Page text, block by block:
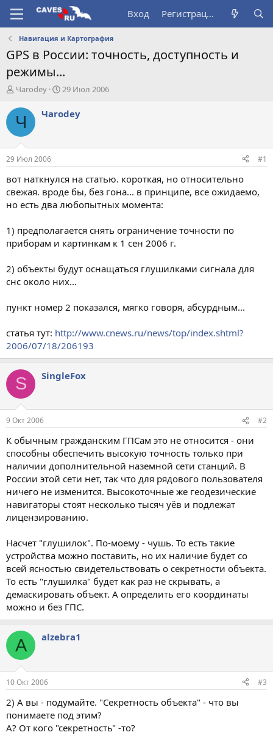
Вход Регистрация
Навигация и Картография
GPS в России: точность, доступность и
режимы...
А
т
о
т
е
м
ы
Чarodey
Д
т
а
л
29 Июл 2006
Ч Чarodey
29 Июл 2006 #1
вот наткнулся на статью. короткая, но относительно
свежая. вроде бы, без гона... в принципе, все ожидаемо,
но есть два любопытных момента:
1) предполагается снять ограничение точности по
приборам и картинкам к 1 сен 2006 г.
2) объекты будут оснащаться глушилками сигнала для
снс около них...
пункт номер 2 показался, мягко говоря, абсурдным...
статья тут: http://www.cnews.ru/news/top/index.shtml?
2006/07/18/206193
S SingleFox
9 Окт 2006 #2
К обычным гражданским ГПСам это не относится - они
способны обеспечить высокую точность только при
наличии дополнительной наземной сети станций. В
России этой сети нет, так что для рядового пользователя
ничего не изменится. Высокоточные же геодезические
навигаторы стоят несколько тысяч уёв и подлежат
лицензированию.
Насчет "глушилок". По-моему - чушь. То есть такие
устройства можно поставить, но их наличие будет со
всей ясностью свидетельствовать о секретности объекта.
То есть "глушилка" будет как раз не скрывать, а
демаскировать объект. А определить его координаты
можно и без ГПС.
A alzebra1
10 Окт 2006 #3
2) А вы - подумайте. "Секретность объекта" - что вы
понимаете под этим?
А? От кого "секретность" -то?